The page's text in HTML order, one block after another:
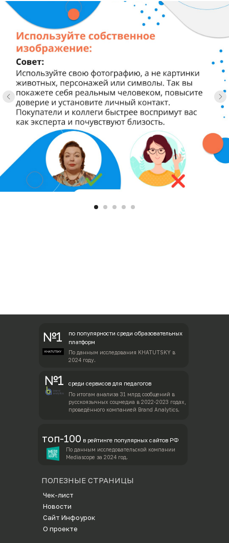
№1
по популярности среди образовательных
платформ
По данным исследования KHATUTSKY в
2024 году.
№1 среди сервисов для педагогов
По итогам анализа 31 млрд сообщений в
русскоязычных соцмедиа в 2022-2023 годах,
проведённого компанией Brand Analytics.
топ-100 в рейтинге популярных сайтов РФ
По данным исследовательской компании
Mediascope за 2024 год.
Новости
Сайт Инфоурок
Чек-лист
О проекте
ПОЛЕЗНЫЕ СТРАНИЦЫ